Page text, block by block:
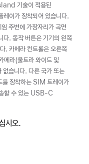
기술이 적용된
이가 장착되어 있습니다.
주변에 가장자리가 곡면
다. 동작 버튼은 기기의 왼쪽
. 카메라 컨트롤은 오른쪽
메라(울트라 와이드 및
습니다. 다른 국가 또는
장착하는 SIM 트레이가
할 수 있는 USB-C
시오.